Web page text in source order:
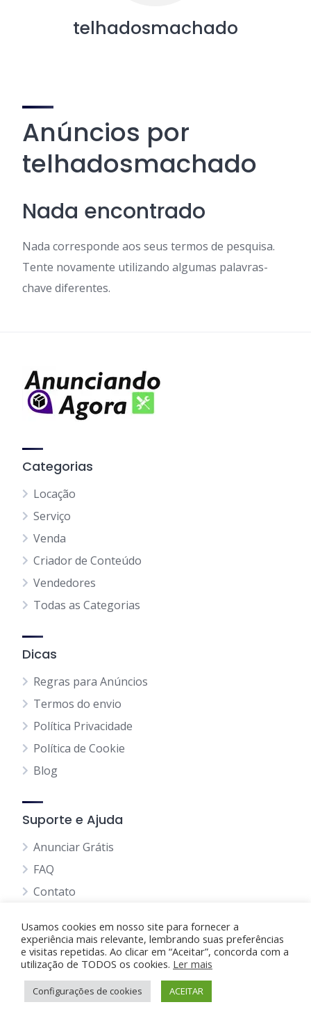
telhadosmachado
Anúncios por
telhadosmachado
Nada encontrado
Nada corresponde aos seus termos de pesquisa.
Tente novamente utilizando algumas palavras-
chave diferentes.
Categorias
Locação
Serviço
Venda
Criador de Conteúdo
Vendedores
Todas as Categorias
Dicas
Regras para Anúncios
Termos do envio
Política Privacidade
Política de Cookie
Blog
Suporte e Ajuda
Anunciar Grátis
FAQ
Contato
Anunciando Agora
Página Inicial
Minha Conta
Usamos cookies em nosso site para fornecer a
experiência mais relevante, lembrando suas preferências
e visitas repetidas. Ao clicar em “Aceitar”, concorda com a
utilização de TODOS os cookies. Ler mais
Configurações de cookies ACEITAR